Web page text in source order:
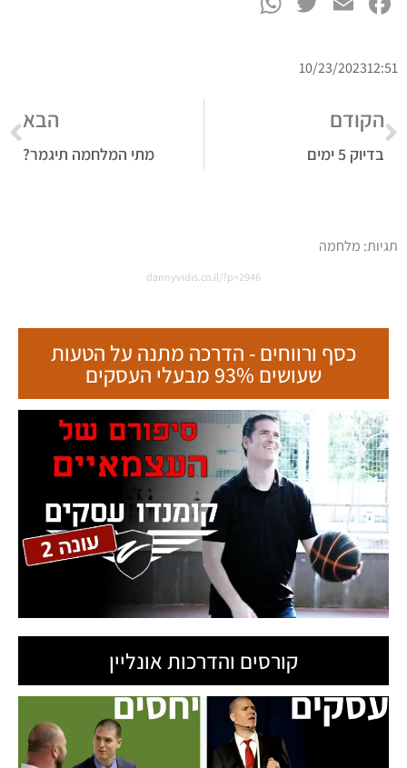
12:51
10/23/2023
הקודם
בדיוק 5 ימים
הבא
מתי המלחמה תיגמר?
תגיות: מלחמה
dannyvidis.co.il/?p=2946
כסף ורווחים - הדרכה מתנה על הטעות
שעושים 93% מבעלי העסקים
קורסים והדרכות אונליין